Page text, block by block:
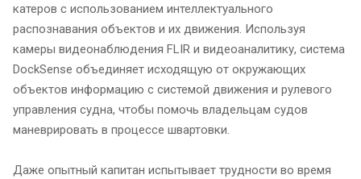
катеров с использованием интеллектуального
распознавания объектов и их движения. Используя
камеры видеонаблюдения FLIR и видеоаналитику, система
DockSense объединяет исходящую от окружающих
объектов информацию с системой движения и рулевого
управления судна, чтобы помочь владельцам судов
маневрировать в процессе швартовки.
Даже опытный капитан испытывает трудности во время